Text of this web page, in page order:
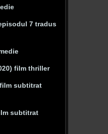
7 tradus
film thriller
subtitrat
subtitrat